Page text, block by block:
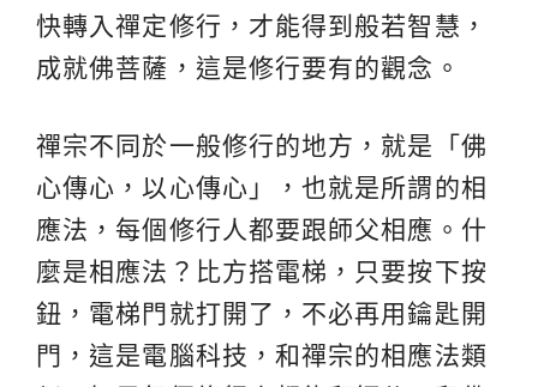
快轉入禪定修行，才能得到般若智慧，
成就佛菩薩，這是修行要有的觀念。
禪宗不同於一般修行的地方，就是「佛
心傳心，以心傳心」，也就是所謂的相
應法，每個修行人都要跟師父相應。什
麼是相應法？比方搭電梯，只要按下按
鈕，電梯門就打開了，不必再用鑰匙開
門，這是電腦科技，和禪宗的相應法類